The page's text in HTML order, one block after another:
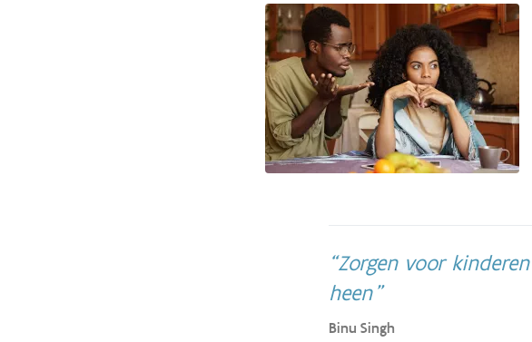
Zorgen voor
heen
Binu Singh